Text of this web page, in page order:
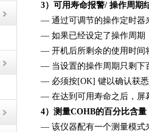
3）可用寿命报警/ 操作周期
— 通过可调节的操作定时器
— 如果已经设定了操作周期
— 开机后所剩余的使用时间
— 当设置的操作周期只剩下
— 必须按[OK] 键以确认获
— 在达到可用寿命之后，屏
4）测量COHB的百分比含量
— 该仪器配有一个测量模式